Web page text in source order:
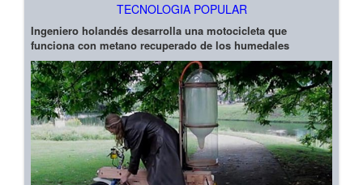
TECNOLOGIA POPULAR
Ingeniero holandés desarrolla una motocicleta que
funciona con metano recuperado de los humedales